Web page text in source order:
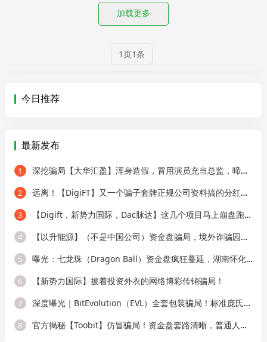
加载更多
1页1条
今日推荐
最新发布
1 深挖骗局【大华汇盈】浑身造假，冒用演员充当总监，啼笑皆非！
2 远离！【DigiFT】又一个骗子套牌正规公司资料搞的分红类资金盘骗局！
3 【Digift，新势力国际，Dac脉达】这几个项目马上崩盘跑路，别再被骗了！
4 【以升能源】（不是中国公司）资金盘骗局，境外诈骗园区所开，单割会员，即
5 曝光：七龙珠（Dragon Ball）资金盘疯狂蔓延，湖南怀化、新化已成高危重灾区，
6 【新势力国际】披着投资外衣的网络博彩传销骗局！
7 深度曝光｜BitEvolution（EVL）全套包装骗局！标准庞氏资金盘，多层拉人头 + 逆天
8 官方揭秘【Toobit】仿冒骗局！资金盘套路清晰，普通人别再上当！